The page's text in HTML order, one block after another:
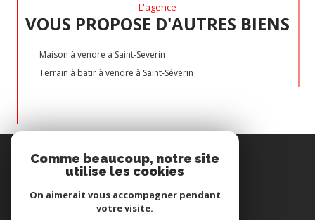
L'agence
VOUS PROPOSE D'AUTRES BIENS
Maison à vendre à Saint-Séverin
Terrain à batir à vendre à Saint-Séverin
PROPRIÉTAIRE
Comme beaucoup, notre site
utilise les cookies
On aimerait vous accompagner pendant
votre visite.